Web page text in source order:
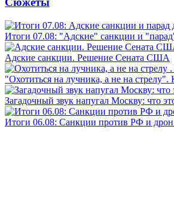
Итоги 07.08: "Адские" санкции и
Адские санкции. Решение Сената США
"Охотиться на лучника, а не на стрелу".
Загадочный звук напугал Москву: что
Итоги 06.08: Санкции против РФ и